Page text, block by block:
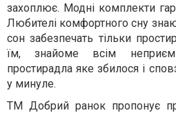
захоплює. Модні комплекти
Любителі комфортного сну
сон забезпечать тільки
їм, знайоме всім
простирадла яке збилося і
у минуле.
ТМ Добрий ранок пропонує